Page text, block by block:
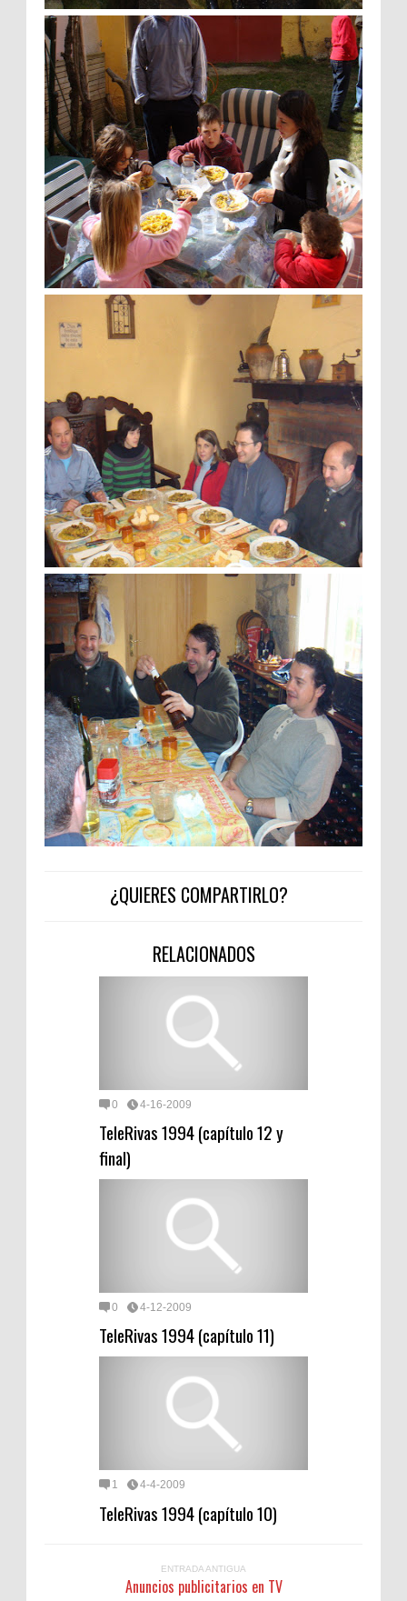
¿QUIERES COMPARTIRLO?
RELACIONADOS
0 4-16-2009
TeleRivas 1994 (capítulo 12 y
final)
0 4-12-2009
TeleRivas 1994 (capítulo 11)
1 4-4-2009
TeleRivas 1994 (capítulo 10)
ENTRADA ANTIGUA
Anuncios publicitarios en TV